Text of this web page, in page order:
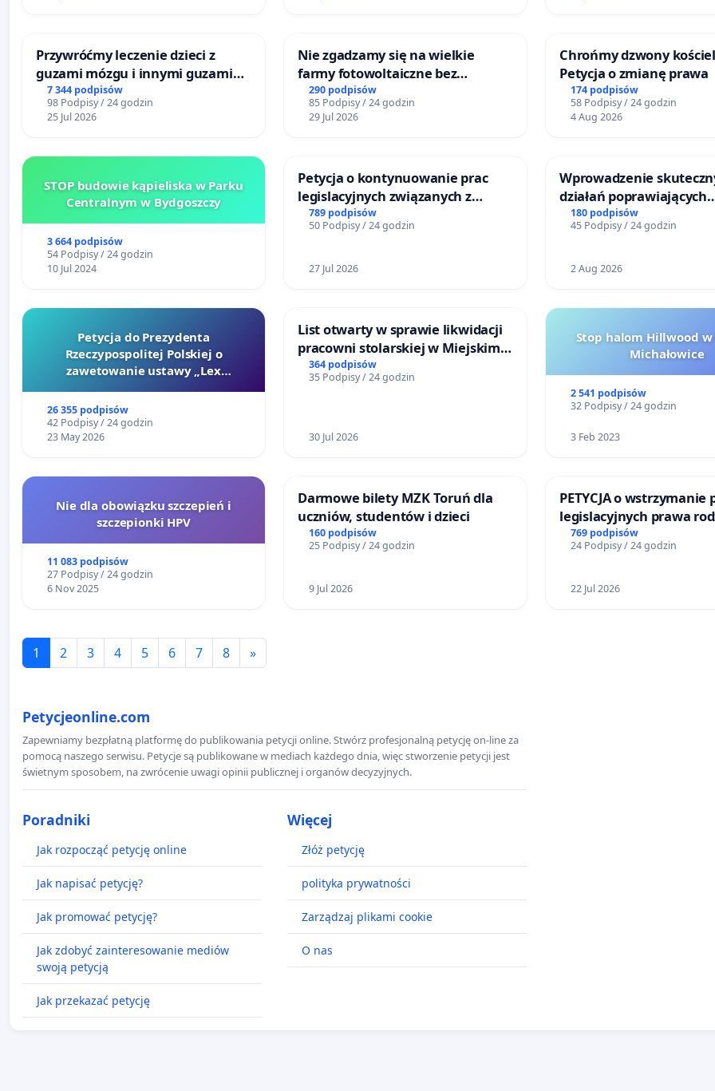
Przywróćmy leczenie dzieci z
guzami mózgu i innymi guzami
litymi do Górnośląskiego
Centrum Zdrowia Dziecka w
Katowicach
7 344 podpisów
98 Podpisy / 24 godzin
25 Jul 2026
Nie zgadzamy się na wielkie
farmy fotowoltaiczne bez
rzetelnych analiz i akceptacji
mieszkańców
290 podpisów
85 Podpisy / 24 godzin
29 Jul 2026
Chrońmy dzwony
Petycja o zmianę prawa
174 podpisów
58 Podpisy / 24 godzin
4 Aug 2026
STOP budowie kąpieliska w Parku
Centralnym w Bydgoszczy
3 664 podpisów
54 Podpisy / 24 godzin
10 Jul 2024
Petycja o kontynuowanie prac
legislacyjnych związanych z
reformą prawa rodzinnego
789 podpisów
50 Podpisy / 24 godzin
27 Jul 2026
Wprowadzenie
działań poprawiających
bezpieczeństwo na ulicy
Żeromskiego w Otwocku
180 podpisów
45 Podpisy / 24 godzin
2 Aug 2026
Petycja do Prezydenta
Rzeczypospolitej Polskiej o
zawetowanie ustawy „Lex
26 355 podpisów
42 Podpisy / 24 godzin
23 May 2026
List otwarty w sprawie likwidacji
pracowni stolarskiej w Miejskim
Teatrze Miniatura w Gdańsku
364 podpisów
35 Podpisy / 24 godzin
30 Jul 2026
Stop halom Hillwood
Michałowice
2 541 podpisów
32 Podpisy / 24 godzin
3 Feb 2023
Nie dla obowiązku szczepień i
szczepionki HPV
11 083 podpisów
27 Podpisy / 24 godzin
6 Nov 2025
Darmowe bilety MZK Toruń dla
uczniów, studentów i dzieci
160 podpisów
25 Podpisy / 24 godzin
9 Jul 2026
PETYCJA o wstrzymanie
legislacyjnych prawa
narażających ofiary
769 podpisów
24 Podpisy / 24 godzin
22 Jul 2026
1 2 3 4 5 6 7 8 »
Petycjeonline.com
Zapewniamy bezpłatną platformę do publikowania petycji online. Stwórz profesjonalną petycję on-line za
pomocą naszego serwisu. Petycje są publikowane w mediach każdego dnia, więc stworzenie petycji jest
świetnym sposobem, na zwrócenie uwagi opinii publicznej i organów decyzyjnych.
Poradniki
Jak rozpocząć petycję online
Jak napisać petycję?
Jak promować petycję?
Jak zdobyć zainteresowanie mediów
swoją petycją
Jak przekazać petycję
Więcej
Złóż petycję
polityka prywatności
Zarządzaj plikami cookie
O nas